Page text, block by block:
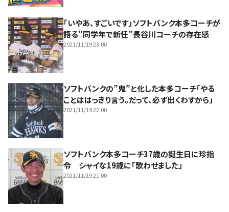
「いやあ、すごいです」ソフトバンク本多コーチが
語る”同学年で新任”長谷川コーチの存在感
2021/11/19 23:00
ソフトバンクの”鬼”と化した本多コーチ「やる
ことははっきり言う。だって、必ず出くわすから」
2021/11/19 22:00
ソフトバンク本多コーチ37歳の誕生日に珍指
令 シャイな19歳に「歌わせました」
2021/11/19 21:00